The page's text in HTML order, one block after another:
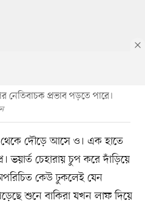
নেতিবাচক প্রভাব পড়তে পারে।
দৌড়ে আসে ও। এক হাতে
ভয়ার্ত চেহারায় চুপ করে দাঁড়িয়ে
কেউ ঢুকলেই যেন
শুনে বাকিরা যখন লাফ দিয়ে